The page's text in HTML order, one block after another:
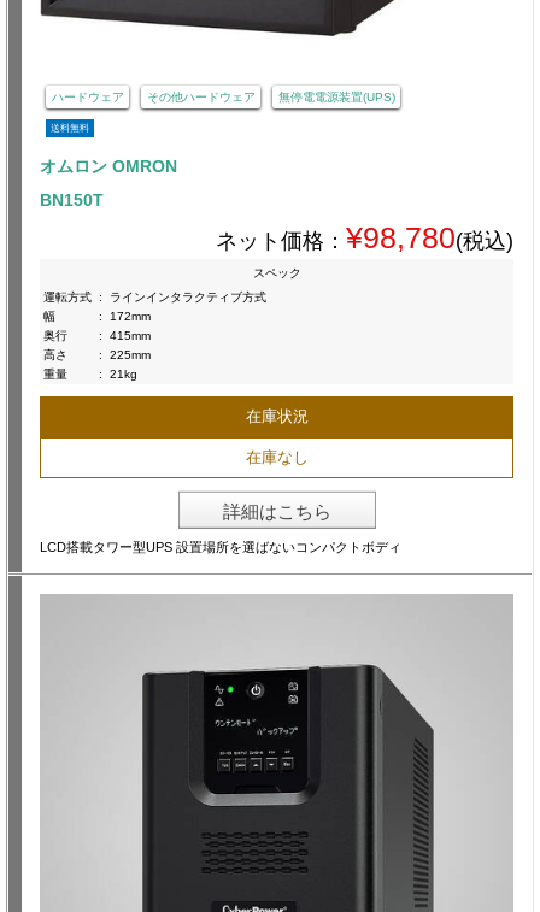
ハードウェア その他ハードウェア 無停電電源装置(UPS)
送料無料
オムロン OMRON
BN150T
ネット価格： ¥98,780(税込)
スペック
運転方式 :
ラインインタラクティブ方式
幅
:
172mm
奥行
:
415mm
高さ
:
225mm
重量
: 21kg
在庫状況
在庫なし
詳細はこちら
LCD搭載タワー型UPS 設置場所を選ばないコンパクトボディ